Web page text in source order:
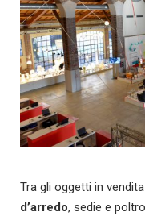
Tra gli oggetti in
d’arredo, sedie e